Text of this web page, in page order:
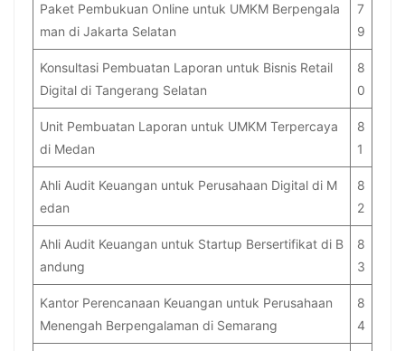
Paket Pembukuan Online untuk UMKM Berpengala
man di Jakarta Selatan
7
9
Konsultasi Pembuatan Laporan untuk Bisnis Retail
Digital di Tangerang Selatan
8
0
Unit Pembuatan Laporan untuk UMKM Terpercaya
di Medan
8
1
Ahli Audit Keuangan untuk Perusahaan Digital di M
edan
8
2
Ahli Audit Keuangan untuk Startup Bersertifikat di B
andung
8
3
Kantor Perencanaan Keuangan untuk Perusahaan
Menengah Berpengalaman di Semarang
8
4